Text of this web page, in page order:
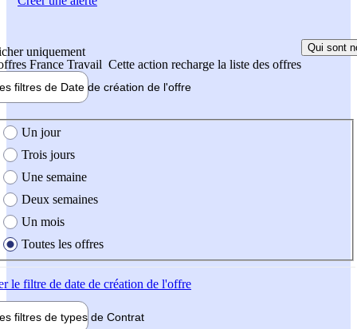
uniquement
France Travail Cette action recharge la liste des offres
Qui sont
filtres de Date de création de l'offre
création de l'offre
Un jour
Trois jours
Une semaine
Deux semaines
Un mois
Toutes les offres
le filtre de date de création de l'offre
filtres de types de Contrat